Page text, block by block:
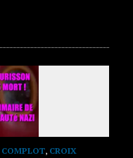
COMPLOT, CROIX